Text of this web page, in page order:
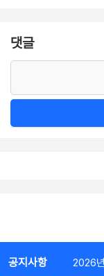
댓글
공지사항 2026